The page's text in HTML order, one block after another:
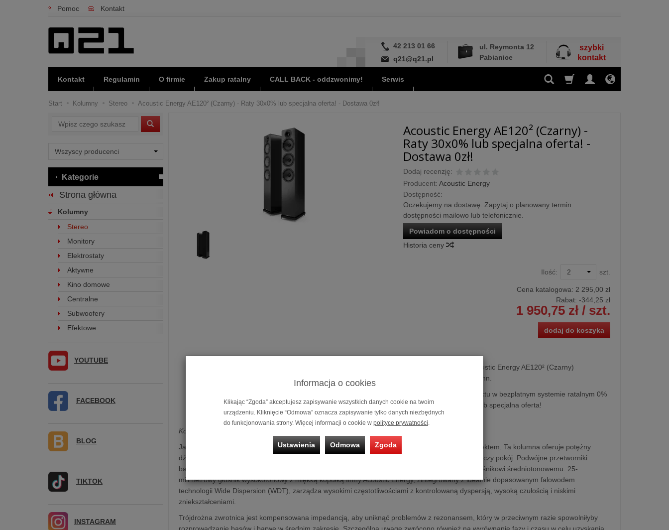
Pomoc Kontakt
42 213 01 66
q21@q21.pl
ul. Reymonta 12
Pabianice
szybki
kontakt
Kontakt Regulamin O firmie Zakup ratalny CALL BACK - oddzwonimy! Serwis
Start Kolumny Stereo Acoustic Energy AE120² (Czarny) - Raty 30x0% lub specjalna oferta! - Dostawa 0zł!
Acoustic Energy AE120² (Czarny) -
Raty 30x0% lub specjalna oferta! -
Dostawa 0zł!
Dodaj recenzję:
Producent: Acoustic Energy
Dostępność:
Oczekujemy na dostawę. Zapytaj o planowany termin
dostępności mailowo lub telefonicznie.
Powiadom o dostępności
Historia ceny
Ilość: szt.
Cena katalogowa: 2 295,00 zł
Rabat: -344,25 zł
1 950,75 zł/ szt.
dodaj do koszyka
Kolumna podłogowa Acoustic Energy AE120² (Czarny)
Cena dotyczy 1 szt. kolumn.
Możliwość zakupu produktu w bezpłatnym systemie ratalnym 0%
na 10, 20 i 30 miesięcy lub specjalna oferta!
Kolumna podłogowa Acoustic Energy AE120²
Jako okręt flagowy,
jest największym modelem w serii 100 i prawdziwie trójdrożnym projektem. Ta kolumna oferuje potężny
dźwięk z relatywnie cienkiej obudowy - gustownie zaprojektowanej, aby wtopić się w każdy salon czy pokój. Podwójne przetworniki
basowe wzmacniają wydajność wypełniania pomieszczenia dźwiękiem dzięki dedykowanemu głośnikowi średniotonowemu. 25-
milimetrowy głośnik wysokotonowy z miękką kopułką firmy Acoustic Energy, zintegrowany z idealnie dopasowanym falowodem
technologii Wide Dispersion (WDT), zarządza wysokimi częstotliwościami z kontrolowaną dyspersją, wysoką czułością i niskimi
zniekształceniami.
Trójdrożna zwrotnica jest kompensowana impedancją, aby uniknąć problemów z rezonansem, który w przeciwnym razie spowolniłyby
rozprowadzanie basów i barwę w średnim zakresie. Szczególną uwagę zwrócono również na wyrównanie fazy i czasu w celu uzyskania
Wyszukaj
Kategorie
Strona główna
Kolumny
Stereo
Monitory
Elektrostaty
Aktywne
Kino domowe
Centralne
Subwoofery
Efektowe
YOUTUBE
FACEBOOK
BLOG
TIKTOK
INSTAGRAM
Informacja o cookies
Klikając “Zgoda” akceptujesz zapisywanie wszystkich danych cookie na twoim
urządzeniu. Kliknięcie “Odmowa” oznacza zapisywanie tylko danych niezbędnych
do funkcjonowania strony. Więcej informacji o cookie w polityce prywatności.
Ustawienia Odmowa Zgoda